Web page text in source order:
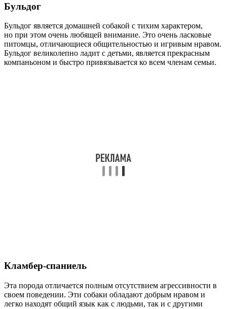
Бульдог
Бульдог является домашней собакой с тихим характером,
но при этом очень любящей внимание. Это очень ласковые
питомцы, отличающиеся общительностью и игривым нравом.
Бульдог великолепно ладит с детьми, является прекрасным
компаньоном и быстро привязывается ко всем членам семьи.
Кламбер-спаниель
Эта порода отличается полным отсутствием агрессивности в
своем поведении. Эти собаки обладают добрым нравом и
легко находят общий язык как с людьми, так и с другими